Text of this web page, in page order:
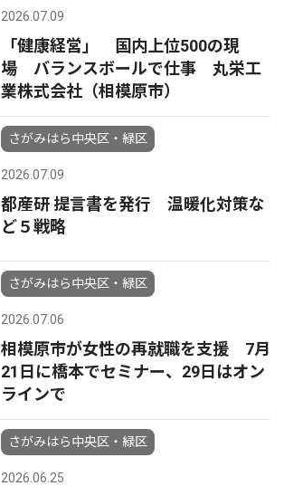
2026.07.09
「健康経営」 国内上位500の現
場 バランスボールで仕事 丸栄工
業株式会社（相模原市）
さがみはら中央区・緑区
2026.07.09
都産研 提言書を発行 温暖化対策な
ど５戦略
さがみはら中央区・緑区
2026.07.06
相模原市が女性の再就職を支援 7月
21日に橋本でセミナー、29日はオン
ラインで
さがみはら中央区・緑区
2026.06.25